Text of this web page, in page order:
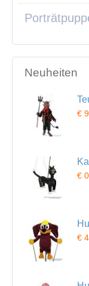
Neuheiten
€
€
€